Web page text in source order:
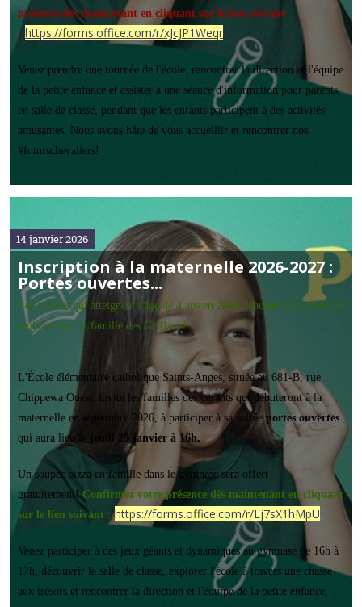
présence dès maintenant en cliquant sur le lien suivant
: https://forms.office.com/r/xJcJP1Weqr
Venez prendre une tournée de l'école, rencontrer la direction et l'équipe
de la petite enfance et assister à une séance d'information pour parents
en salle de classe, pendant que les enfants participent à des activités
amusantes. Nous avons hâte de vous accueillir et rencontrer nos
#futurschevaliers!
Inscription à la maternelle 2026-2027 :
Portes ouvertes...
14 janvier 2026
Les enfants qui atteignent l'âge de 4 ans en 2026 débutent leur aventure
scolaire avec la famille des Griffons!
L'École élémentaire catholique Saints-Anges, située au 681-B, rue
Chippewa Ouest, invite les familles des enfants qui débuteront à la
maternelle en septembre 2026, à participer à sa soirée portes ouvertes
qui aura lieu le
jeudi 29 janvier à 16h.
Un souper pizza en famille dans le gymnase sera offert
gratuitement!Confirmez votre présence dès maintenant en cliquant
sur le lien suivant :https://forms.office.com/r/Lj7sX1hMpU
Venez participer à des jeux géants et dynamiques au gymnase de 16h à
17h, découvrir la salle de classe, explorer l'école à travers une chasse
aux trésors et rencontrer la direction et l'équipe de la petite enfance,